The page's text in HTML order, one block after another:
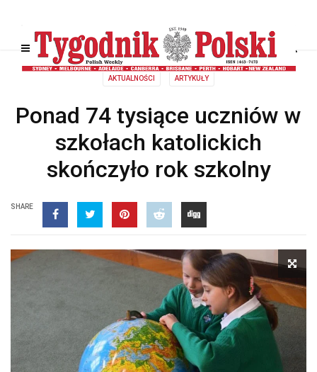
AKTUALNOŚCI ARTYKUŁY
Ponad 74 tysiące uczniów w
szkołach katolickich
skończyło rok szkolny
SHARE